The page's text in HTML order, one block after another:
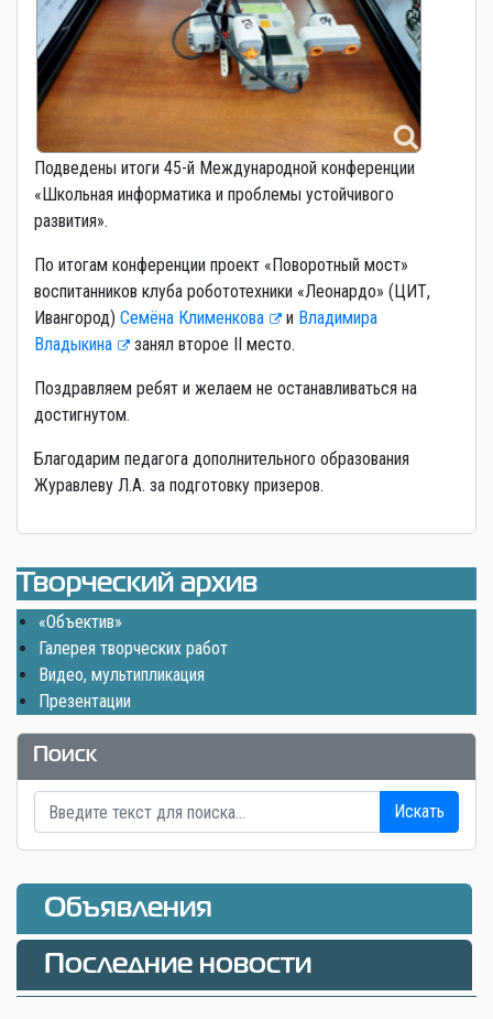
Подведены итоги 45-й Международной конференции
«Школьная информатика и проблемы устойчивого
развития».
По итогам конференции проект «Поворотный мост»
воспитанников клуба робототехники «Леонардо» (ЦИТ,
Ивангород) Семёна Клименкова и Владимира
Владыкина
занял второе II место.
Поздравляем ребят и желаем не останавливаться на
достигнутом.
Благодарим педагога дополнительного образования
Журавлеву Л.А. за подготовку призеров.
Творческий архив
«Объектив»
Галерея творческих работ
Видео, мультипликация
Презентации
Поиск
Искать
Объявления
Последние новости